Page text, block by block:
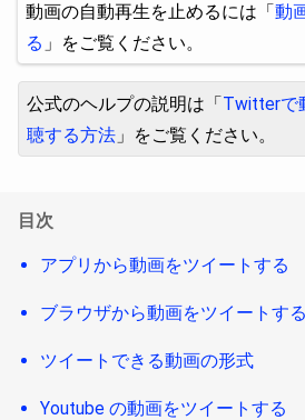
動画の自動再生を止めるには「動
る 」をご覧ください。
公式のヘルプの説明は「Twitterで
聴する方法 」をご覧ください。
目次
アプリから動画をツイートする
ブラウザから動画をツイートする
ツイートできる動画の形式
Youtube の動画をツイートする